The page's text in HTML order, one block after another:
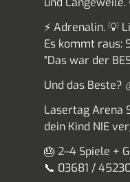
⚡ Adrenalin. 💡
Es kommt raus:
"Das war der
Und das Beste?
Lasertag Arena
dein Kind NIE
🎂 2–4 Spiele +
📞 03681 /